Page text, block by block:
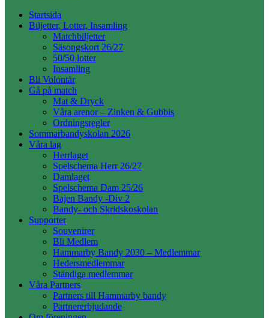
Startsida
Biljetter, Lotter, Insamling
Matchbiljetter
Säsongskort 26/27
50/50 lotter
Insamling
Bli Volontär
Gå på match
Mat & Dryck
Våra arenor – Zinken & Gubbis
Ordningsregler
Sommarbandyskolan 2026
Våra lag
Herrlaget
Spelschema Herr 26/27
Damlaget
Spelschema Dam 25/26
Bajen Bandy -Div 2
Bandy- och Skridskoskolan
Supporter
Souvenirer
Bli Medlem
Hammarby Bandy 2030 – Medlemmar
Hedersmedlemmar
Ständiga medlemmar
Våra Partners
Partners till Hammarby bandy
Partnererbjudande